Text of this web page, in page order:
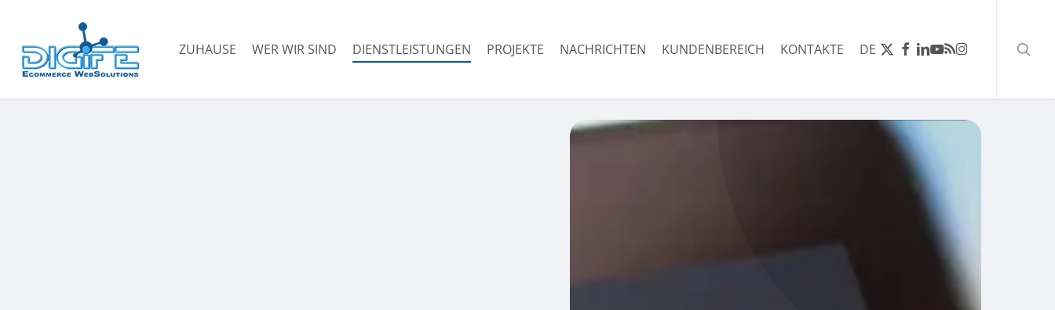
springen
ZUHAUSE WER WIR SIND DIENSTLEISTUNGEN PROJEKTE NACHRICHTEN KUNDENBEREICH KONTAKTE DE X-
TWITTER
FACEBOOK
LINKEDIN
YOUTUBE
RSSINSTAGRAM